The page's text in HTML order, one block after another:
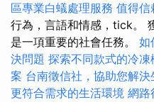
區專業白蟻處理服務 值得信
行為，言語和情感，tick。
是一項重要的社會任務。 如
決問題 探索不同款式的冷
案 台南徵信社，協助您解
更符合需求的生活環境 網路